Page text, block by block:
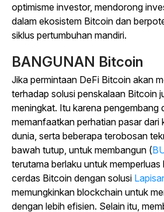
optimisme investor, mendorong
dalam ekosistem Bitcoin dan
siklus pertumbuhan mandiri.
BANGUNAN Bitcoin
Jika permintaan DeFi Bitcoin akan
terhadap solusi penskalaan Bitcoin
meningkat. Itu karena pengembang
memanfaatkan perhatian pasar dari
dunia, serta beberapa terobosan
bawah tutup, untuk membangun (
terutama berlaku untuk
cerdas Bitcoin dengan solusi
memungkinkan blockchain untuk
dengan lebih efisien. Selain itu,